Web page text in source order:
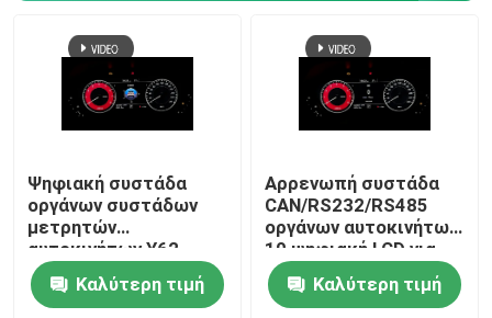
Σετ αμαξώματος αυτοκινήτου
Φρουρός πλαισίου
Ψηφιακή συστάδα
οργάνων συστάδων
μετρητών
αυτοκινήτων Y62
400cd LCD για το
αυτοκίνητοΚαλύτερη τιμή
Αρρενωπή συστάδα
CAN/RS232/RS485
οργάνων αυτοκινήτων
10 ψηφιακή LCD για
την περίπολο Y62 της
NissanΚαλύτερη τιμή